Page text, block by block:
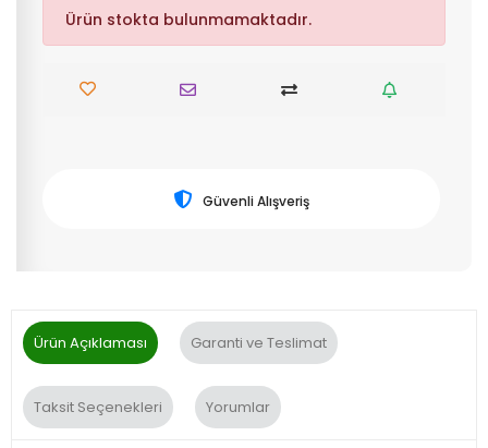
Ürün stokta bulunmamaktadır.
Güvenli Alışveriş
Ürün Açıklaması Garanti ve Teslimat
Taksit Seçenekleri Yorumlar